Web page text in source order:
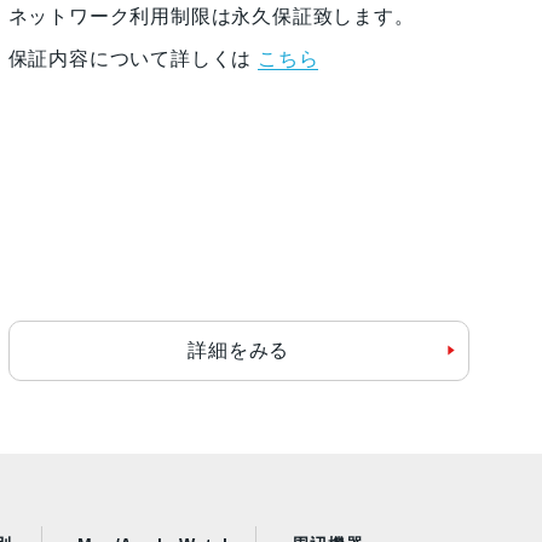
ネットワーク利用制限は永久保証致します。
保証内容について詳しくは こちら
詳細をみる